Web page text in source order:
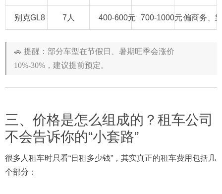
别克GL8 7人 400-600元 700-1000元偏商务、
🚗 提醒：部分车型在节假日、暑期旺季会涨价
10%-30%，建议提前预定。
三、价格是怎么组成的？租车公司
不会告诉你的“小套路”
很多人租车时只看“日租多少钱”，其实真正的租车费用包括几
个部分：